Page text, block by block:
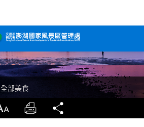
全部美食
放大 列印